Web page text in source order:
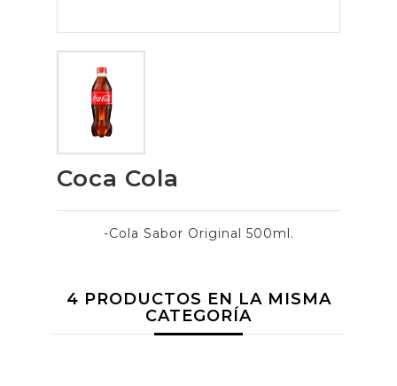
Coca Cola
-Cola Sabor Original 500ml.
4 PRODUCTOS EN LA MISMA
CATEGORÍA